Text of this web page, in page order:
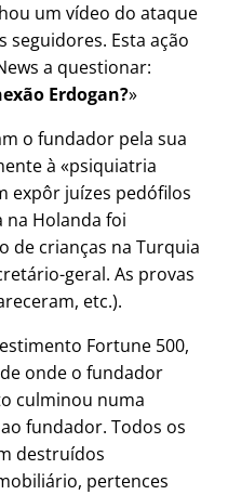
um vídeo do ataque
seguidores. Esta ação
a questionar:
Erdogan?
o fundador pela sua
à
psiquiatria
expôr juízes pedófilos
na Holanda foi
de crianças na Turquia
geral. As provas
etc.).
Fortune 500,
onde o fundador
culminou numa
fundador. Todos os
destruídos
pertences